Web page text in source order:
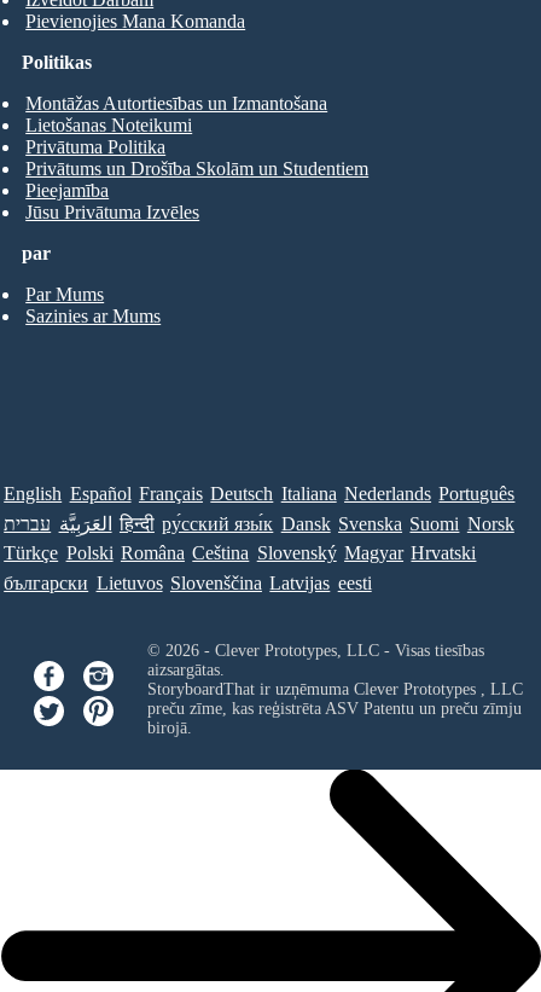
Pievienojies Mana Komanda
par
Par Mums
Sazinies ar Mums
Politikas
Montāžas Autortiesības un Izmantošana
Lietošanas Noteikumi
Privātuma Politika
Privātums un Drošība Skolām un Studentiem
Pieejamība
Jūsu Privātuma Izvēles
English Español Français Deutsch Italiana Nederlands Português
עברית العَرَبِيَّة हिन्दी ру́сский язы́к Dansk Svenska Suomi Norsk
Türkçe Polski Româna Ceština Slovenský Magyar Hrvatski
български Lietuvos Slovenščina Latvijas eesti
© 2026 - Clever Prototypes, LLC - Visas tiesības
aizsargātas.
StoryboardThat ir uzņēmuma Clever Prototypes , LLC
preču zīme, kas reģistrēta ASV Patentu un preču zīmju
birojā.